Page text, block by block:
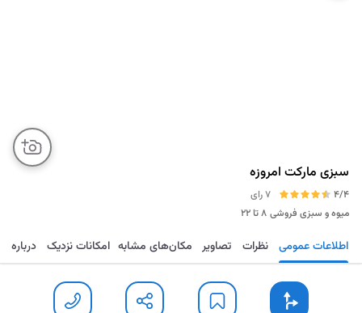
سبزی مارکت امروزه
4/4
7 رای
میوه و سبزی فروشی ۸ تا ۲۲
مسیریابی ذخیره ارسال تماس اطلاعات عمومی نظرات تصاویر مکان‌های مشابه امکانات نزدیک درباره